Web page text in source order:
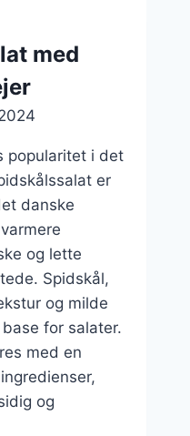
med
popularitet i det
er
danske
og lette
Spidskål,
og milde
for salater.
med en
og